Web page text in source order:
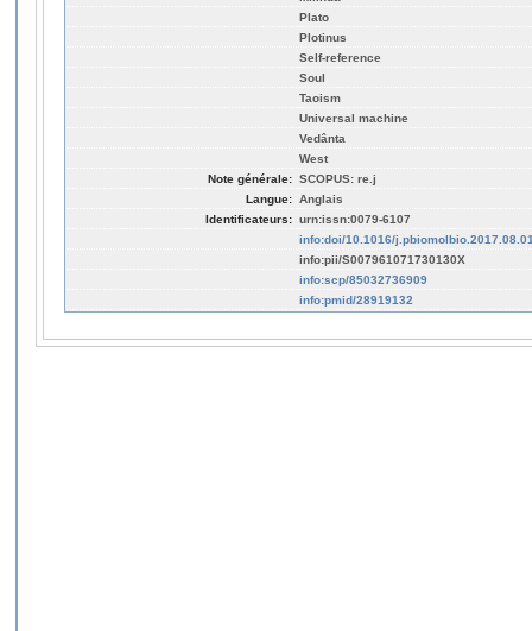
Plato
Plotinus
Self-reference
Soul
Taoism
Universal machine
Vedânta
West
Note générale: SCOPUS: re.j
Langue: Anglais
Identificateurs: urn:issn:0079-6107
info:doi/10.1016/
info:pii/S007961071730130X
info:scp/85032736909
info:pmid/28919132